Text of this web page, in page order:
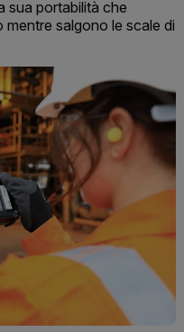
sua portabilità che
salgono le scale di